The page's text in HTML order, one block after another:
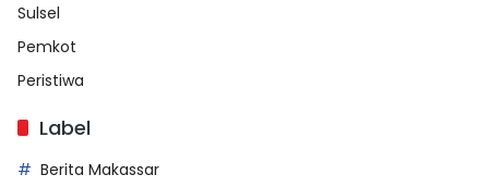
Sulsel
Pemkot
Peristiwa
Label
Berita Makassar